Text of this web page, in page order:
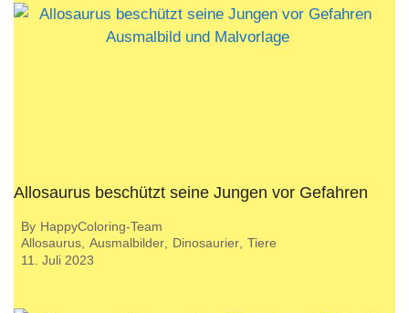
Allosaurus beschützt seine Jungen vor Gefahren
By HappyColoring-Team
Allosaurus Ausmalbilder Dinosaurier Tiere
11. Juli 2023